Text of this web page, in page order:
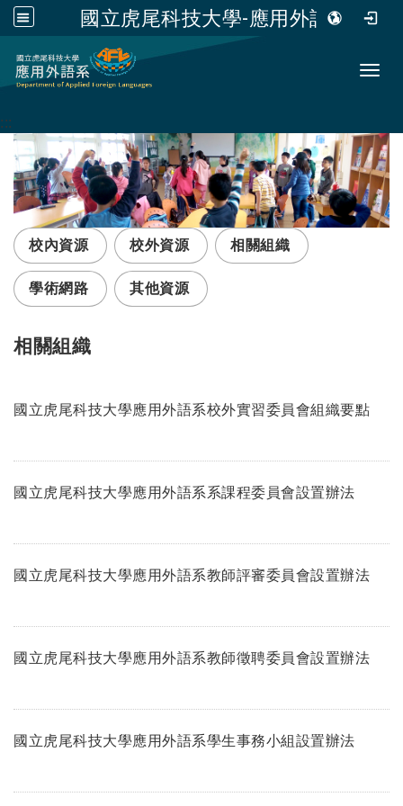
國立虎尾科技大學-應用外語系
跳到主要內容
:::
校內資源 校外資源 相關組織
學術網路 其他資源
相關組織
國立虎尾科技大學應用外語系校外實習委員會組織要點
國立虎尾科技大學應用外語系系課程委員會設置辦法
國立虎尾科技大學應用外語系教師評審委員會設置辦法
國立虎尾科技大學應用外語系教師徵聘委員會設置辦法
國立虎尾科技大學應用外語系學生事務小組設置辦法